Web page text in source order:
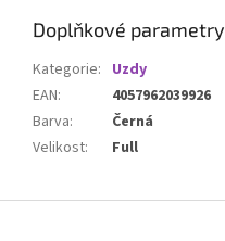
Doplňkové parametry
Kategorie: Uzdy
EAN:
4057962039926
Barva:
Černá
Velikost: Full